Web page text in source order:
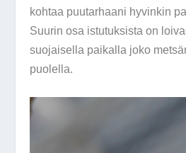
kohtaa puutarhaani hyvinkin
Suurin osa istutuksista on
suojaisella paikalla joko
puolella.